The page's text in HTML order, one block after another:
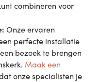
combineren voor
Onze ervaren
perfecte installatie
bezoek te brengen
Maak een
onze specialisten je